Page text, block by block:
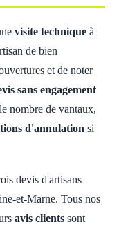
visite technique à
de bien
et de noter
sans engagement
nombre de vantaux,
d'annulation si
devis d'artisans
et-Marne. Tous nos
avis clients sont